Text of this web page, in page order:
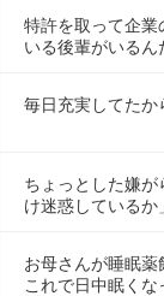
特許を取って企業
いる後輩がいるん
毎日充実してたか
ちょっとした嫌
け迷惑しているか
お母さんが睡眠薬
これで日中眠くな